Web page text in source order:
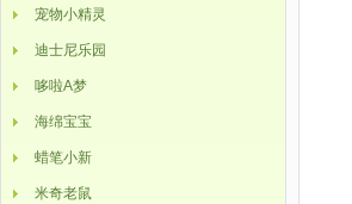
宠物小精灵
迪士尼乐园
哆啦A梦
海绵宝宝
蜡笔小新
米奇老鼠